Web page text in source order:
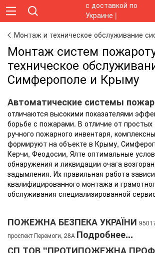
Монтаж и техническое обслуживание
Монтаж систем
техническое
Симферополе и Крыму
Автоматические системы
отличаются высокими показателями
борьбе с пожарами. В отличие от простых
ручного пожарного инвентаря,
формируют на объекте в Крыму,
Керчи, Феодосии, Ялте оптимальные
обнаружения и ликвидации очага
задымления. Их правильная работа
квалифицированного монтажа и
обслуживания специализированной
ПОЖЕЖНА БЕЗПЕКА УКРАЇНИ
проспект Перемоги, 28А Подробнее...